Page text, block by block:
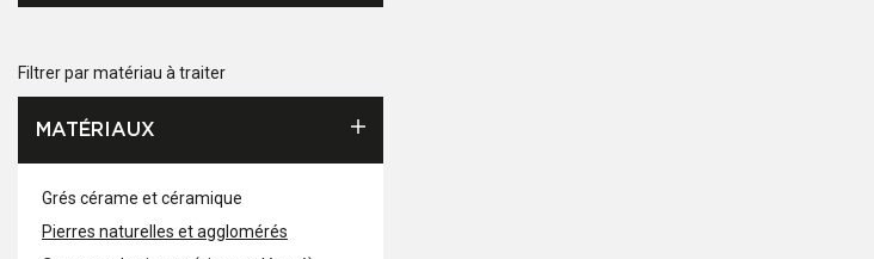
Filtrer par matériau à traiter
MATÉRIAUX
Grés cérame et céramique
Pierres naturelles et agglomérés